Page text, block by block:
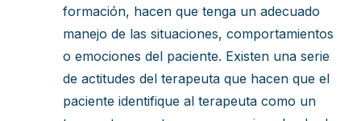
formación, hacen que tenga un adecuado
manejo de las situaciones, comportamientos
o emociones del paciente. Existen una serie
de actitudes del terapeuta que hacen que el
paciente identifique al terapeuta como un